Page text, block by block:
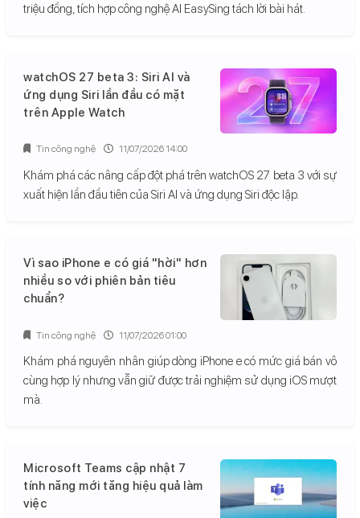
triệu đồng, tích hợp công nghệ AI EasySing tách lời bài hát.
watchOS 27 beta 3: Siri AI và
ứng dụng Siri lần đầu có mặt
trên Apple Watch
Khám phá các nâng cấp đột phá trên watchOS 27 beta 3 với sự
xuất hiện lần đầu tiên của Siri AI và ứng dụng Siri độc lập.
Tin công nghệ 11/07/2026 14:00
Vì sao iPhone e có giá "hời" hơn
nhiều so với phiên bản tiêu
chuẩn?
Khám phá nguyên nhân giúp dòng iPhone e có mức giá bán vô
cùng hợp lý nhưng vẫn giữ được trải nghiệm sử dụng iOS mượt
mà.
Tin công nghệ 11/07/2026 01:00
Microsoft Teams cập nhật 7
tính năng mới tăng hiệu quả làm
việc